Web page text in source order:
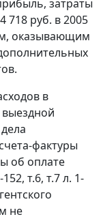
затраты
718 руб. в 2005
оказывающим
в
выездной
фактуры
об оплате
т.6, т.7 л. 1-
не